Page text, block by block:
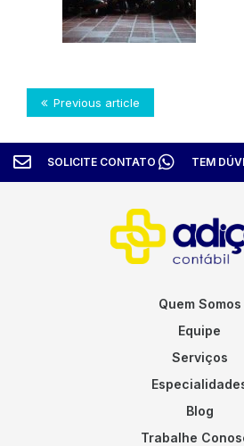
Previous article
SOLICITE CONTATO TEM
Quem Somos
Equipe
Serviços
Blog
Trabalhe